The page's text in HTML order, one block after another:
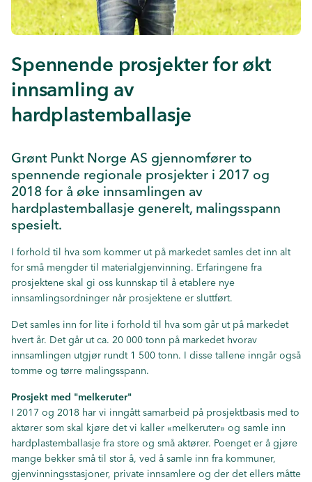
Spennende prosjekter for økt
innsamling av
hardplastemballasje
Grønt Punkt Norge AS gjennomfører to
spennende regionale prosjekter i 2017 og
2018 for å øke innsamlingen av
hardplastemballasje generelt, malingsspann
spesielt.
I forhold til hva som kommer ut på markedet samles det inn alt
for små mengder til materialgjenvinning. Erfaringene fra
prosjektene skal gi oss kunnskap til å etablere nye
innsamlingsordninger når prosjektene er sluttført.
Det samles inn for lite i forhold til hva som går ut på markedet
hvert år. Det går ut ca. 20 000 tonn på markedet hvorav
innsamlingen utgjør rundt 1 500 tonn. I disse tallene inngår også
tomme og tørre malingsspann.
Prosjekt med "melkeruter"
I 2017 og 2018 har vi inngått samarbeid på prosjektbasis med to
aktører som skal kjøre det vi kaller «melkeruter» og samle inn
hardplastemballasje fra store og små aktører. Poenget er å gjøre
mange bekker små til stor å, ved å samle inn fra kommuner,
gjenvinningsstasjoner, private innsamlere og der det ellers måtte